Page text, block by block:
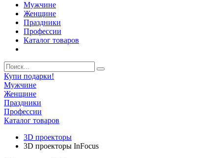
Мужчине
Женщине
Праздники
Профессии
Каталог товаров
Купи подарки!
Мужчине
Женщине
Праздники
Профессии
Каталог товаров
3D проекторы
3D проекторы InFocus